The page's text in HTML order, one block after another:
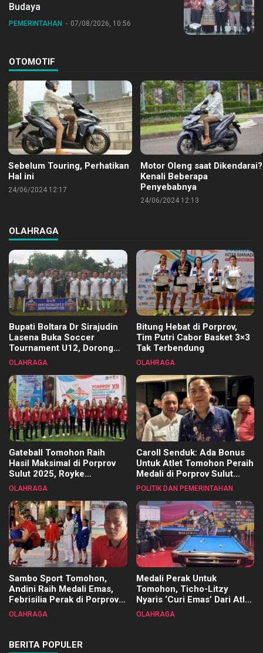
Budaya
PEMERINTAHAN 07/08/2026, 10:56
OTOMOTIF
Sebelum Touring, Perhatikan
Hal ini
24/06/2024 12:17
Motor Oleng saat Dikendarai?
Kenali Beberapa
Penyebabnya
24/06/2024 12:13
OLAHRAGA
Bupati Boltara Dr Sirajudin
Lasena Buka Soccer
Tournament U12, Dorong
Pembinaan Merata di Setiap
OLAHRAGA
Bitung Hebat di Porprov,
Tim Putri Cabor Basket 3×3
Tak Terbendung
OLAHRAGA
Gateball Tomohon Raih
Hasil Maksimal di Porprov
Sulut 2025, Royke
Tangkawarouw Ucapkan
OLAHRAGA
Caroll Senduk: Ada Bonus
Untuk Atlet Tomohon Peraih
Medali di Porprov Sulut
2025
POLITIK DAN PEMERINTAHAN
Sambo Sport Tomohon,
Andini Raih Medali Emas,
Febrisilia Perak di Porprov
Sulut 2025
OLAHRAGA
Medali Perak Untuk
Tomohon, Ticho-Litzy
Nyaris ‘Curi Emas’ Dari Atlet
Biliar PON di Porprov Sulut
OLAHRAGA
BERITA POPULER